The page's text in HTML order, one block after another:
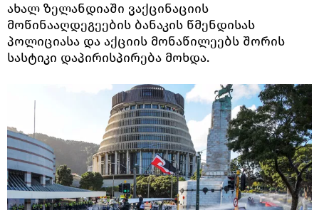
ახალ ზელანდიაში ვაქცინაციის
მოწინააღდეგეების ბანაკის წმენდისას
პოლიციასა და აქციის მონაწილეებს შორის
სასტიკი დაპირისპირება მოხდა.